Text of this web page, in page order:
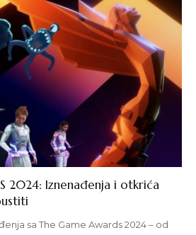
2024: Iznenađenja i otkrića
sa The Game Awards 2024 – od